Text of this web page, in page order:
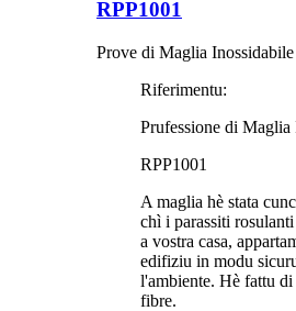
RPP1001
Prove di Maglia Inossidabile
Riferimentu:
Prufessione di Maglia
RPP1001
A maglia hè stata
chì i parassiti
a vostra casa,
edifiziu in modu
l'ambiente. Hè fattu
fibre.